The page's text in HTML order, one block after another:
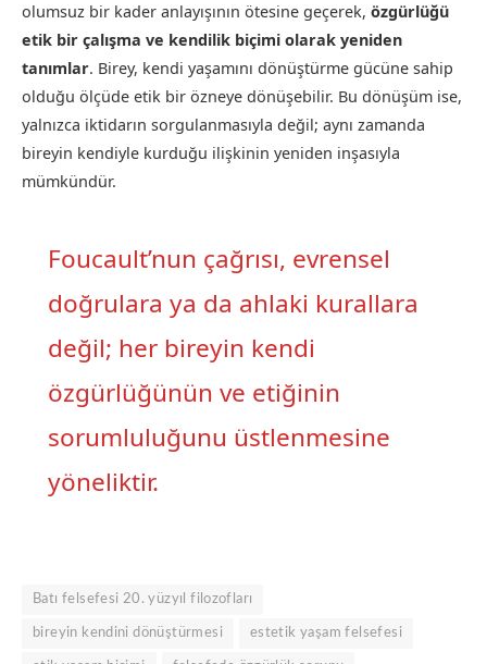
olumsuz bir kader anlayışının ötesine geçerek, özgürlüğü
etik bir çalışma ve kendilik biçimi olarak yeniden
tanımlar. Birey, kendi yaşamını dönüştürme gücüne sahip
olduğu ölçüde etik bir özneye dönüşebilir. Bu dönüşüm ise,
yalnızca iktidarın sorgulanmasıyla değil; aynı zamanda
bireyin kendiyle kurduğu ilişkinin yeniden inşasıyla
mümkündür.
Foucault’nun çağrısı, evrensel
doğrulara ya da ahlaki kurallara
değil; her bireyin kendi
özgürlüğünün ve etiğinin
sorumluluğunu üstlenmesine
yöneliktir.
Batı felsefesi 20. yüzyıl filozofları
bireyin kendini dönüştürmesi estetik yaşam felsefesi